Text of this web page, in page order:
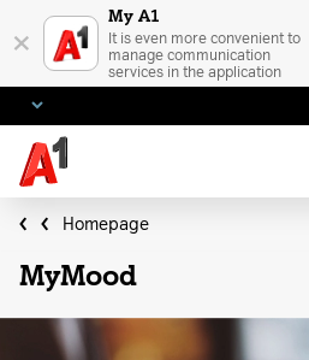
×
My A1
It is even more convenient to
manage communication
services in the application
Homepage
MyMood